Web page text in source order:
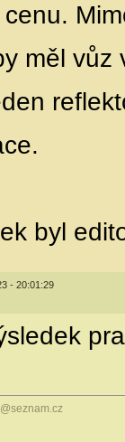
měl vůz
byl
- 20:01:29